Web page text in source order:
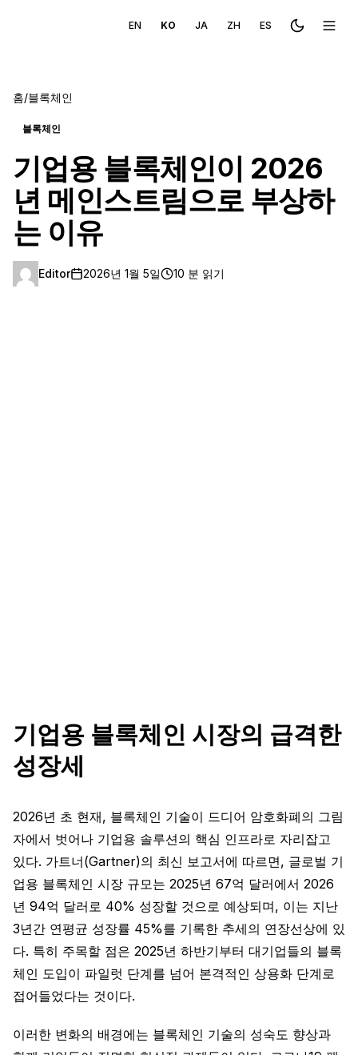
EN KO JA ZH ES Toggle메뉴
홈/블록체인
블록체인
기업용 블록체인이 2026
년 메인스트림으로 부상하
는 이유
Editor 2026년 1월 5일 10 분 읽기
기업용 블록체인 시장의 급격한
성장세
2026년 초 현재, 블록체인 기술이 드디어 암호화폐의 그림
자에서 벗어나 기업용 솔루션의 핵심 인프라로 자리잡고
있다. 가트너(Gartner)의 최신 보고서에 따르면, 글로벌 기
업용 블록체인 시장 규모는 2025년 67억 달러에서 2026
년 94억 달러로 40% 성장할 것으로 예상되며, 이는 지난
3년간 연평균 성장률 45%를 기록한 추세의 연장선상에 있
다. 특히 주목할 점은 2025년 하반기부터 대기업들의 블록
체인 도입이 파일럿 단계를 넘어 본격적인 상용화 단계로
접어들었다는 것이다.
이러한 변화의 배경에는 블록체인 기술의 성숙도 향상과